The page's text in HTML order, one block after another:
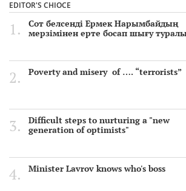
EDITOR'S CHIOCE
Сот белсенді Ермек Нарымбайдың
мерзімінен ерте босап шығу
Poverty and misery of …. “terrorists”
Difficult steps to nurturing a "new
generation of optimists"
Minister Lavrov knows who's boss